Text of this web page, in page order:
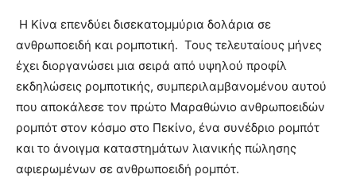
Η Κίνα επενδύει δισεκατομμύρια δολάρια σε
ανθρωποειδή και ρομποτική. Τους τελευταίους μήνες
έχει διοργανώσει μια σειρά από υψηλού προφίλ
εκδηλώσεις ρομποτικής, συμπεριλαμβανομένου αυτού
που αποκάλεσε τον πρώτο Μαραθώνιο ανθρωποειδών
ρομπότ στον κόσμο στο Πεκίνο, ένα συνέδριο ρομπότ
και το άνοιγμα καταστημάτων λιανικής πώλησης
αφιερωμένων σε ανθρωποειδή ρομπότ.